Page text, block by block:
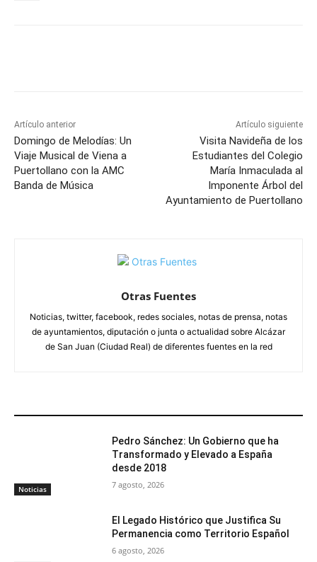
Artículo anterior
Domingo de Melodías: Un
Viaje Musical de Viena a
Puertollano con la AMC
Banda de Música
Artículo siguiente
Visita Navideña de los
Estudiantes del Colegio
María Inmaculada al
Imponente Árbol del
Ayuntamiento de Puertollano
Otras Fuentes
Noticias, twitter, facebook, redes sociales, notas de prensa, notas
de ayuntamientos, diputación o junta o actualidad sobre Alcázar
de San Juan (Ciudad Real) de diferentes fuentes en la red
Noticias
Pedro Sánchez: Un Gobierno que ha
Transformado y Elevado a España
desde 2018
7 agosto, 2026
El Legado Histórico que Justifica Su
Permanencia como Territorio Español
6 agosto, 2026